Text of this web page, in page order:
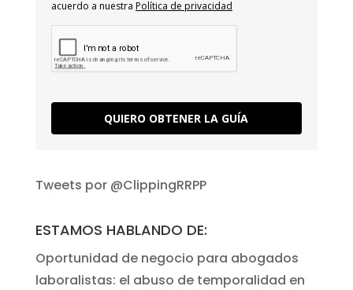
acuerdo a nuestra Política de privacidad
QUIERO OBTENER LA GUÍA
Tweets por @ClippingRRPP
ESTAMOS HABLANDO DE:
Oportunidad de negocio para abogados
laboralistas: el abuso de temporalidad en